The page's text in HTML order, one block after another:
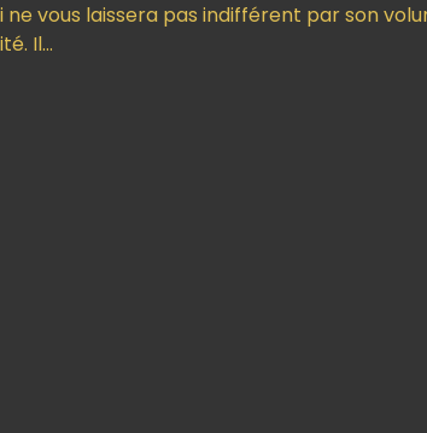
vous laissera pas indifférent par son
Il…